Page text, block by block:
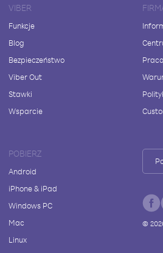
VIBER
Funkcje
Blog
Bezpieczeństwo
Viber Out
Stawki
Wsparcie
Praca
POBIERZ
Android
iPhone & iPad
Windows PC
Mac
Linux
©